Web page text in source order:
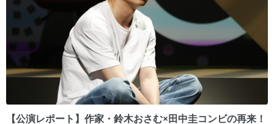
【公演レポート】作家・鈴木おさむ×田中圭コンビの再来！